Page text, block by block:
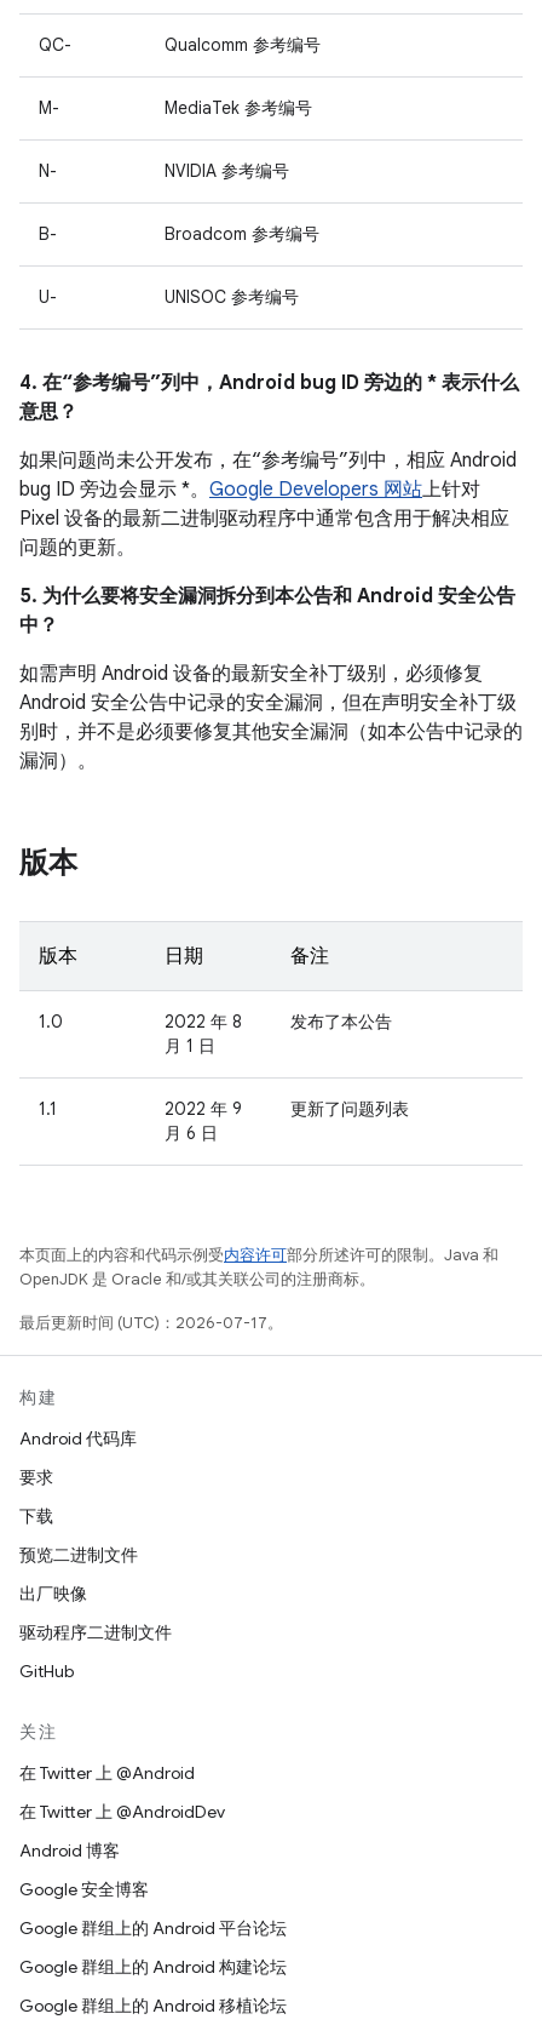
QC- Qualcomm 参考编号
M- MediaTek 参考编号
N- NVIDIA 参考编号
B- Broadcom 参考编号
U- UNISOC 参考编号
4. 在“参考编号”列中，Android bug ID 旁边的 * 表示什么
意思？
如果问题尚未公开发布，在“参考编号”列中，相应 Android
bug ID 旁边会显示 *。 Google Developers 网站上针对
Pixel 设备的最新二进制驱动程序中通常包含用于解决相应
问题的更新。
5. 为什么要将安全漏洞拆分到本公告和 Android 安全公告
中？
如需声明 Android 设备的最新安全补丁级别，必须修复
Android 安全公告中记录的安全漏洞，但在声明安全补丁级
别时，并不是必须要修复其他安全漏洞（如本公告中记录的
漏洞）。
版本
版本 日期 备注
1.0
2022 年 8
月 1 日
发布了本公告
1.1
2022 年 9
月 6 日
更新了问题列表
本页面上的内容和代码示例受内容许可部分所述许可的限制。Java 和
OpenJDK 是 Oracle 和/或其关联公司的注册商标。
最后更新时间 (UTC)：2026-07-17。
构建
Android 代码库
要求
下载
预览二进制文件
出厂映像
驱动程序二进制文件
GitHub
关注
在 Twitter 上 @Android
在 Twitter 上 @AndroidDev
Android 博客
Google 安全博客
Google 群组上的 Android 平台论坛
Google 群组上的 Android 构建论坛
Google 群组上的 Android 移植论坛